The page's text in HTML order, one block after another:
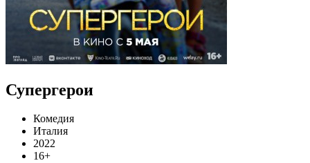
Супергерои
Комедия
Италия
2022
16+